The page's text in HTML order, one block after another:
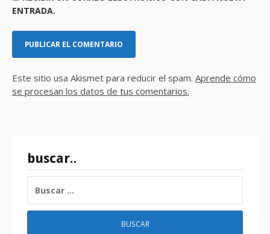
ENTRADA.
Este sitio usa Akismet para reducir el spam. Aprende cómo
se procesan los datos de tus comentarios.
buscar..